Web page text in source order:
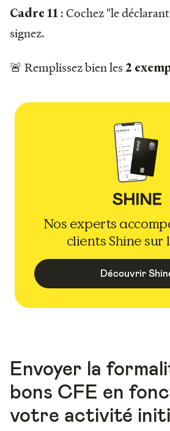
Cadre 11 : Cochez "le
signez.
🚨 Remplissez bien les 2
Nos experts
clients Shine sur
Découvrir
Envoyer la
bons CFE en
votre activité